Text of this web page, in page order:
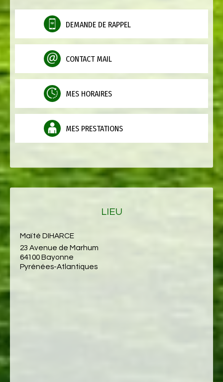
DEMANDE DE RAPPEL
CONTACT MAIL
MES HORAIRES
MES PRESTATIONS
LIEU
Maïté DIHARCE
23 Avenue de Marhum
64100 Bayonne
Pyrénées-Atlantiques